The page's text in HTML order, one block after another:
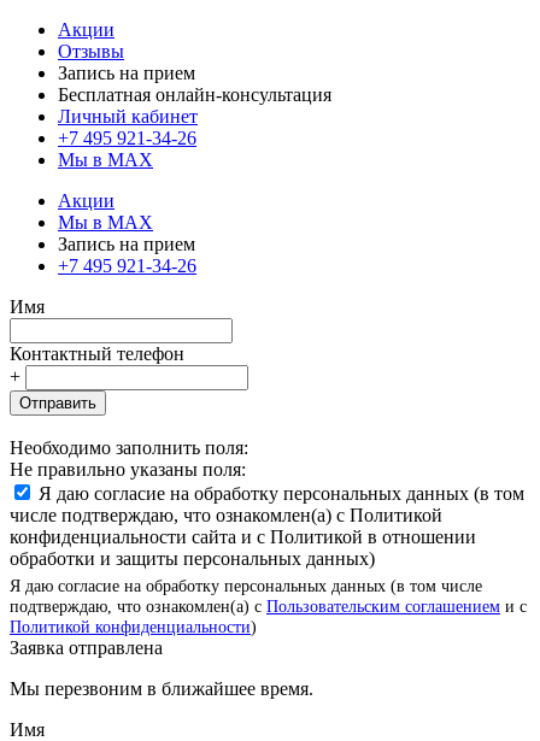
Акции
Отзывы
Запись на прием
Бесплатная онлайн-консультация
Личный кабинет
+7 495 921-34-26
Мы в MAX
Акции
Мы в MAX
Запись на прием
+7 495 921-34-26
Имя
Контактный телефон
+
Отправить
Необходимо заполнить поля:
Не правильно указаны поля:
Я даю согласие на обработку персональных данных (в том
числе подтверждаю, что ознакомлен(а) с Политикой
конфиденциальности сайта и с Политикой в отношении
обработки и защиты персональных данных)
Я даю согласие на обработку персональных данных (в том числе
подтверждаю, что ознакомлен(а) с Пользовательским соглашением и с
Политикой конфиденциальности)
Заявка отправлена
Мы перезвоним в ближайшее время.
Имя